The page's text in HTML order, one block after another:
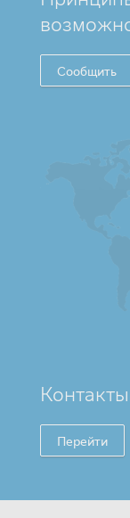
Сообщить
Контакты
Перейти